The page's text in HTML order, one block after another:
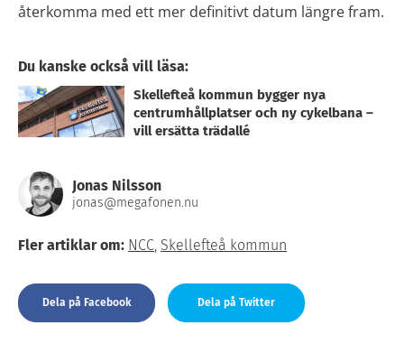
återkomma med ett mer definitivt datum längre fram.
Du kanske också vill läsa:
Skellefteå kommun bygger nya
centrumhållplatser och ny cykelbana –
vill ersätta trädallé
Jonas Nilsson
jonas@megafonen.nu
Fler artiklar om: NCC Skellefteå kommun
Dela på Facebook Dela på Twitter